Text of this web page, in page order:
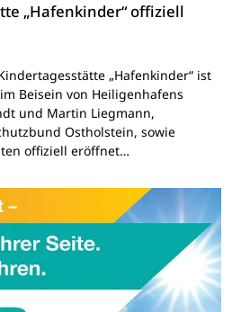
„Hafenkinder“ offiziell
„Hafenkinder“ ist
Beisein von Heiligenhafens
und Martin Liegmann,
Ostholstein, sowie
offiziell eröffnet…